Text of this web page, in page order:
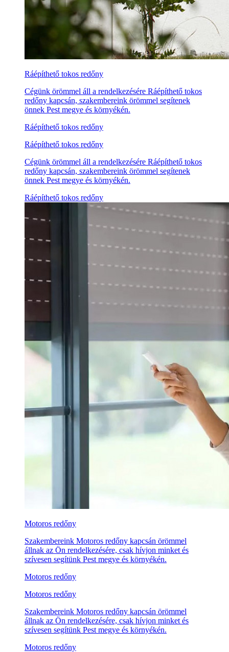
Ráépíthető tokos redőny
Cégünk örömmel áll a rendelkezésére Ráépíthető tokos
redőny kapcsán, szakembereink örömmel segítenek
önnek Pest megye és környékén.
Ráépíthető tokos redőny
Ráépíthető tokos redőny
Cégünk örömmel áll a rendelkezésére Ráépíthető tokos
redőny kapcsán, szakembereink örömmel segítenek
önnek Pest megye és környékén.
Ráépíthető tokos redőny
Motoros redőny
Szakembereink Motoros redőny kapcsán örömmel
állnak az Ön rendelkezésére, csak hívjon minket és
szívesen segítünk Pest megye és környékén.
Motoros redőny
Motoros redőny
Szakembereink Motoros redőny kapcsán örömmel
állnak az Ön rendelkezésére, csak hívjon minket és
szívesen segítünk Pest megye és környékén.
Motoros redőny